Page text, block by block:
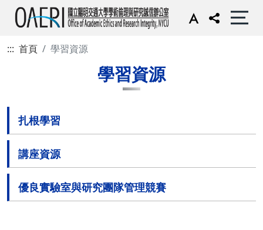
::: 首頁 學習資源
學習資源
扎根學習
講座資源
優良實驗室與研究團隊管理競賽